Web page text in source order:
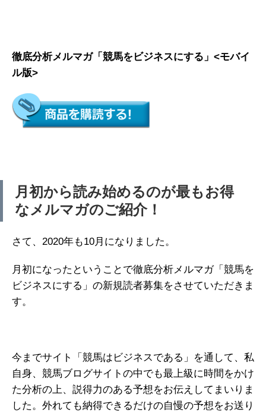
徹底分析メルマガ「競馬をビジネスにする」<モバイ
ル版>
月初から読み始めるのが最もお得
なメルマガのご紹介！
さて、2020年も10月になりました。
月初になったということで徹底分析メルマガ「競馬を
ビジネスにする」の新規読者募集をさせていただきま
す。
今までサイト「競馬はビジネスである」を通して、私
自身、競馬ブログサイトの中でも最上級に時間をかけ
た分析の上、説得力のある予想をお伝えしてまいりま
した。外れても納得できるだけの自慢の予想をお送り